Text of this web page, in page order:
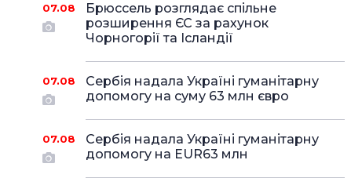
07.08
Брюссель розглядає спільне
розширення ЄС за рахунок
Чорногорії та Ісландії
07.08
Сербія надала Україні гуманітарну
допомогу на суму 63 млн євро
07.08
Сербія надала Україні гуманітарну
допомогу на EUR63 млн